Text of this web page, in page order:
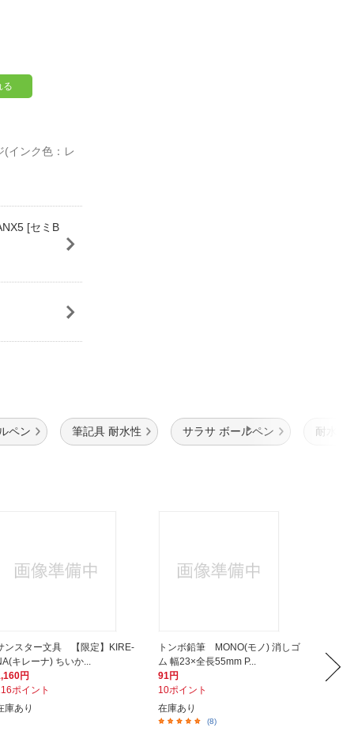
る
(インク色：レ
[セミB
ペン 筆記具 耐水性 サラサ ボールペン 耐水性
ンスター文具 【限定】KIRE-
キレーナ) ちいか...
円
ポイント
庫あり
トンボ鉛筆 MONO(モノ) 消しゴ
ム 幅23×全長55mm P...
91円
10ポイント
在庫あり
(8)
定規
247円